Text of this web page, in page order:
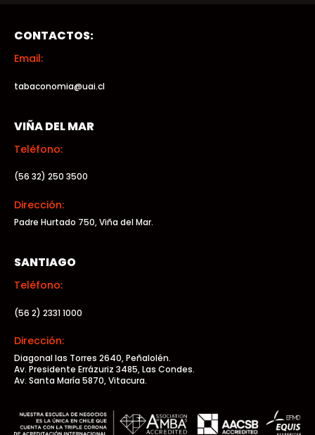
CONTACTOS:
Email:
tabaconomia@uai.cl
VIÑA DEL MAR
Teléfono:
(56 32) 250 3500
Dirección:
Padre Hurtado 750, Viña del Mar.
SANTIAGO
Teléfono:
(56 2) 2331 1000
Dirección:
Diagonal las Torres 2640, Peñalolén.
Av. Presidente Errázuriz 3485, Las Condes.
Av. Santa María 5870, Vitacura.